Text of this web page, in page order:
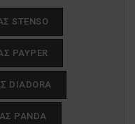
STENSO
PAYPER
DIADORA
PANDA